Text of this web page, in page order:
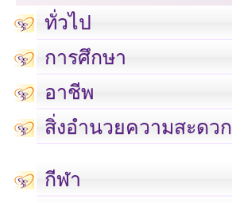
ทั่วไป
การศึกษา
อาชีพ
สิ่งอำนวยความสะดวก
กีฬา